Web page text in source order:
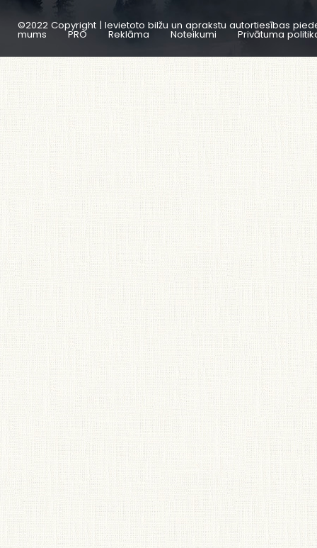
©2022 Copyright | Ievietoto bilžu un aprakstu autortiesības
mums PRO Reklāma Noteikumi Privātuma